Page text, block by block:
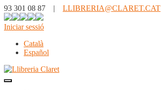
93 301 08 87 | LLIBRERIA@CLARET.CAT
Iniciar sessió
Català
Español